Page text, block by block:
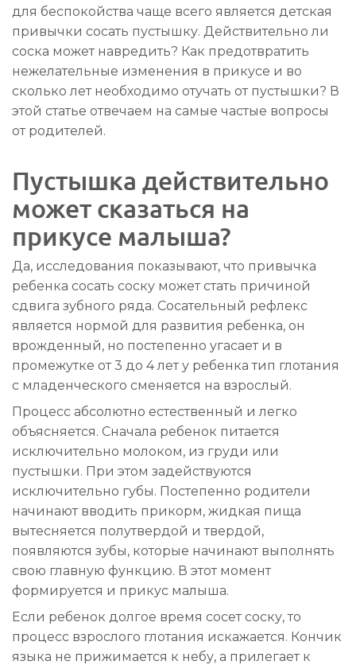
для беспокойства чаще всего является детская
привычки сосать пустышку. Действительно ли
соска может навредить? Как предотвратить
нежелательные изменения в прикусе и во
сколько лет необходимо отучать от пустышки? В
этой статье отвечаем на самые частые вопросы
от родителей.
Пустышка действительно
может сказаться на
прикусе малыша?
Да, исследования показывают, что привычка
ребенка сосать соску может стать причиной
сдвига зубного ряда. Сосательный рефлекс
является нормой для развития ребенка, он
врожденный, но постепенно угасает и в
промежутке от 3 до 4 лет у ребенка тип глотания
с младенческого сменяется на взрослый.
Процесс абсолютно естественный и легко
объясняется. Сначала ребенок питается
исключительно молоком, из груди или
пустышки. При этом задействуются
исключительно губы. Постепенно родители
начинают вводить прикорм, жидкая пища
вытесняется полутвердой и твердой,
появляются зубы, которые начинают выполнять
свою главную функцию. В этот момент
формируется и прикус малыша.
Если ребенок долгое время сосет соску, то
процесс взрослого глотания искажается. Кончик
языка не прижимается к небу, а прилегает к